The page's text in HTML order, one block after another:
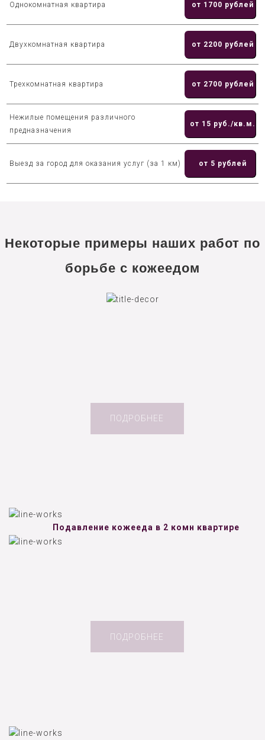
Однокомнатная квартира от 1700 рублей
Двухкомнатная квартира от 2200 рублей
Трехкомнатная квартира от 2700 рублей
Нежилые помещения различного
предназначения
от 15 руб./кв.м.
Выезд за город для оказания услуг (за 1 км) от 5 рублей
Некоторые примеры наших работ по
борьбе с кожеедом
ПОДРОБНЕЕ
Подавление кожееда в 2 комн квартире
ПОДРОБНЕЕ